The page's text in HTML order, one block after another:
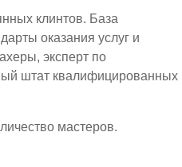
клинтов. База
оказания услуг и
эксперт по
штат квалифицированных
мастеров.